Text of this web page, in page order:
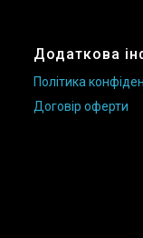
Додаткова
Політика
Договір оферти